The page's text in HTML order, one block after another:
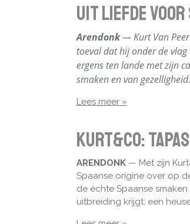
Uit liefde voor
Arendonk— Kurt Van Peer
toeval dat hij onder de
ergens ten lande met zijn
smaken en van
Lees meer »
Kurt&Co:
ARENDONK— Met zijn
Spaanse origine over op
de échte Spaanse
uitbreiding krijgt: een